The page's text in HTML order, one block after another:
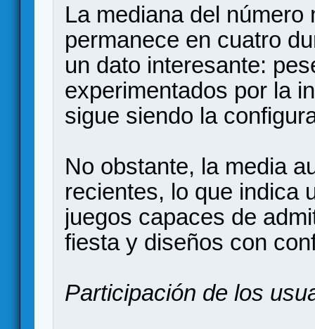
La mediana del
permanece en cuatro
un dato interesante:
experimentados por la
sigue siendo la
No obstante, la media
recientes, lo que indica
juegos capaces de
fiesta y diseños con
Participación de los